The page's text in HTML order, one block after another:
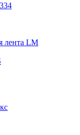
лента LM